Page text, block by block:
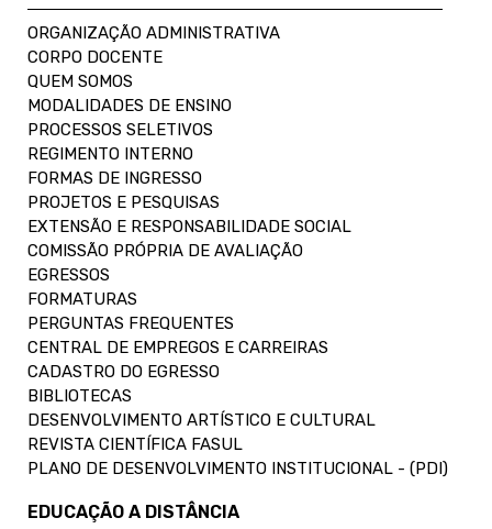
ORGANIZAÇÃO ADMINISTRATIVA
CORPO DOCENTE
QUEM SOMOS
MODALIDADES DE ENSINO
PROCESSOS SELETIVOS
REGIMENTO INTERNO
FORMAS DE INGRESSO
PROJETOS E PESQUISAS
EXTENSÃO E RESPONSABILIDADE SOCIAL
COMISSÃO PRÓPRIA DE AVALIAÇÃO
EGRESSOS
FORMATURAS
PERGUNTAS FREQUENTES
CENTRAL DE EMPREGOS E CARREIRAS
CADASTRO DO EGRESSO
BIBLIOTECAS
DESENVOLVIMENTO ARTÍSTICO E CULTURAL
REVISTA CIENTÍFICA FASUL
PLANO DE DESENVOLVIMENTO INSTITUCIONAL - (PDI)
EDUCAÇÃO A DISTÂNCIA